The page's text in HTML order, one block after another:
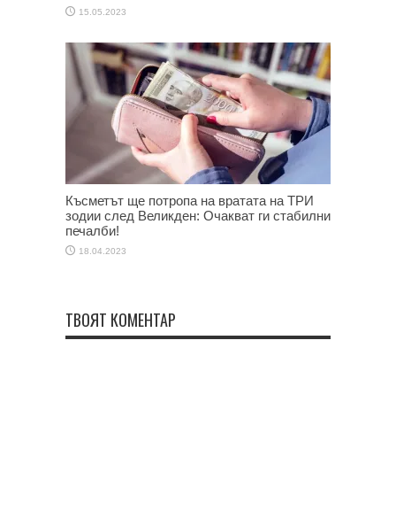
15.05.2023
Късметът ще потропа на вратата на ТРИ
зодии след Великден: Очакват ги стабилни
печалби!
18.04.2023
ТВОЯТ КОМЕНТАР